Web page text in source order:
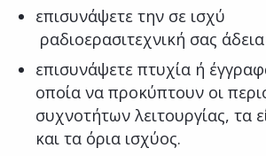
επισυνάψετε την σε ισχύ
ραδιοερασιτεχνική σας άδεια
επισυνάψετε πτυχία ή
οποία να προκύπτουν οι
συχνοτήτων λειτουργίας, τα
και τα όρια ισχύος.